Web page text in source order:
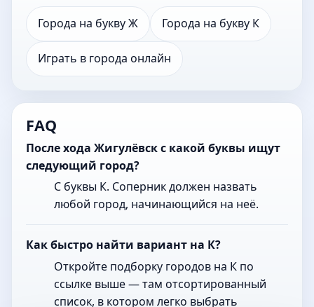
Города на букву Ж Города на букву К
Играть в города онлайн
FAQ
После хода Жигулёвск с какой буквы ищут
следующий город?
С буквы К. Соперник должен назвать
любой город, начинающийся на неё.
Как быстро найти вариант на К?
Откройте подборку городов на К по
ссылке выше — там отсортированный
список, в котором легко выбрать